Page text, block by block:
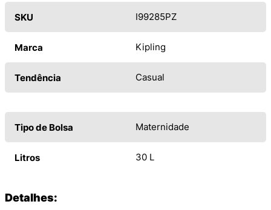
SKU I99285PZ
Marca Kipling
Tendência Casual
Tipo de Bolsa Maternidade
Litros 30 L
Detalhes: